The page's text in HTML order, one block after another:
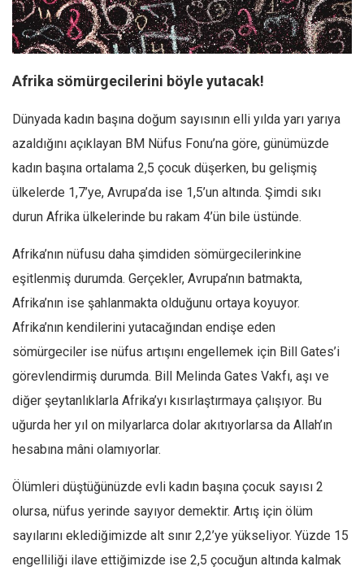
Facebook
Instagram
Editörden
Yazarlar
Kemal Özer
Mahmut Toptaş
Yvonne Ridley
Ömer Kayani
Yusuf Armağan
Hasanali Yıldırım
Leyla Şerif Emin
Selçuk Türkyılmaz
Abir E. Nahas
Amina S. Jenenkovic
Esra Elönü
Bu Sayı
Afrika sömürgecilerini böyle yutacak!
Dünyada kadın başına doğum sayısının elli yılda yarı yarıya
azaldığını açıklayan BM Nüfus Fonu’na göre, günümüzde
kadın başına ortalama 2,5 çocuk düşerken, bu gelişmiş
ülkelerde 1,7’ye, Avrupa’da ise 1,5’un altında. Şimdi sıkı
durun Afrika ülkelerinde bu rakam 4’ün bile üstünde.
Afrika’nın nüfusu daha şimdiden sömürgecilerinkine
eşitlenmiş durumda. Gerçekler, Avrupa’nın batmakta,
Afrika’nın ise şahlanmakta olduğunu ortaya koyuyor.
Afrika’nın kendilerini yutacağından endişe eden
sömürgeciler ise nüfus artışını engellemek için Bill Gates’i
görevlendirmiş durumda. Bill Melinda Gates Vakfı, aşı ve
diğer şeytanlıklarla Afrika’yı kısırlaştırmaya çalışıyor. Bu
uğurda her yıl on milyarlarca dolar akıtıyorlarsa da Allah’ın
hesabına mâni olamıyorlar.
Ölümleri düştüğünüzde evli kadın başına çocuk sayısı 2
olursa, nüfus yerinde sayıyor demektir. Artış için ölüm
sayılarını eklediğimizde alt sınır 2,2’ye yükseliyor. Yüzde 15
engelliliği ilave ettiğimizde ise 2,5 çocuğun altında kalmak